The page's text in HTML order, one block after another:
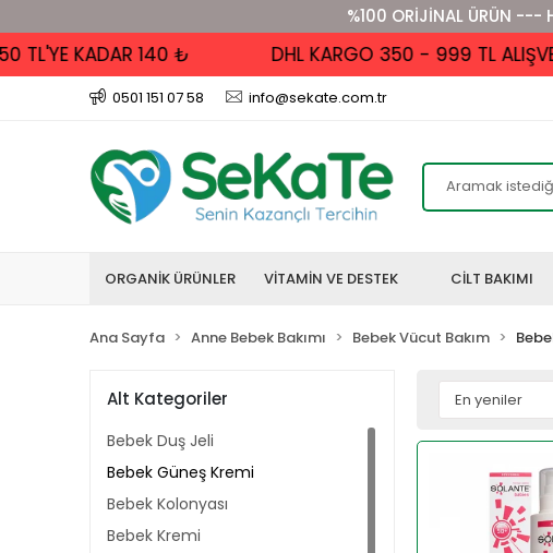
%100 ORİJİNAL ÜRÜN
KADAR 140 ₺ DHL KARGO 350 - 999 TL
0501 151 07 58 info@sekate.com.tr
ORGANİK ÜRÜNLER VİTAMİN VE DESTEK CİLT BAKIMI
Ana Sayfa Anne Bebek Bakımı Bebek Vücut Bakım
Alt Kategoriler
Bebek Duş Jeli
Bebek Güneş Kremi
Bebek Kolonyası
Bebek Kremi